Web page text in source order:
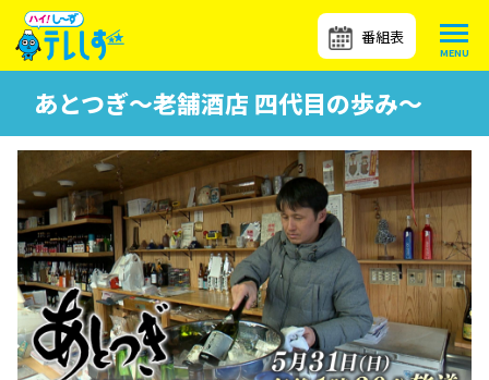
番組表
あとつぎ～老舗酒店 四代目の歩み～